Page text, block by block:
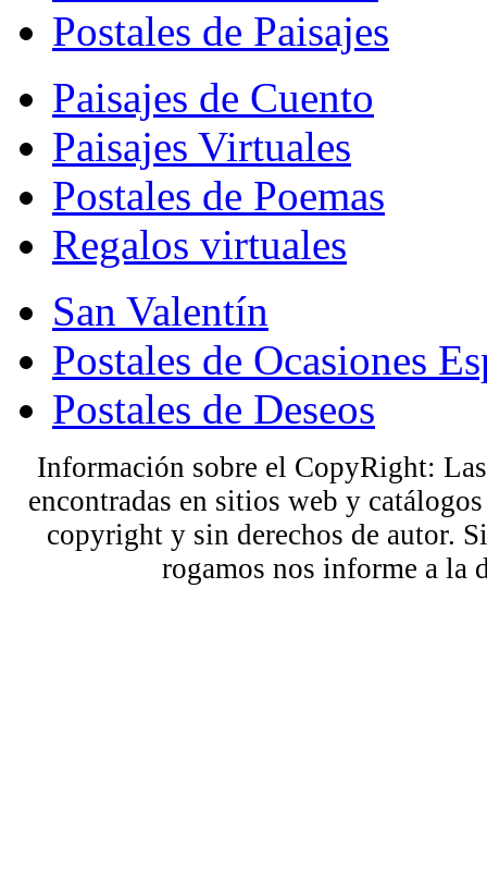
Postales de Paisajes
Paisajes de Cuento
Paisajes Virtuales
Postales de Poemas
Regalos virtuales
San Valentín
Postales de Ocasiones
Postales de Deseos
Información sobre el CopyRight:
encontradas en sitios web y
copyright y sin derechos de autor.
rogamos nos informe a la